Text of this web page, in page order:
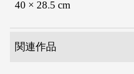
40 × 28.5 cm
関連作品